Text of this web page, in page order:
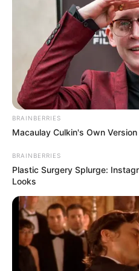
„A szüleim a közmédián
hiába mondtuk, hogy
nem hittek nekünk. Ma
BRAINBERRIES
Macaulay Culkin's Own Version
BRAINBERRIES
Plastic Surgery Splurge:
Looks